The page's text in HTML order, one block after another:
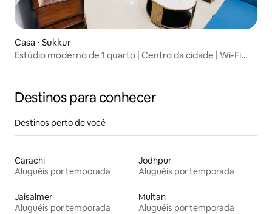
Casa ⋅ Sukkur
Estúdio moderno de 1 quarto | Centro da cidade | Wi-Fi
Destinos para conhecer
Destinos perto de você
Carachi
Aluguéis por temporada
Jodhpur
Aluguéis por temporada
Jaisalmer
Aluguéis por temporada
Multan
Aluguéis por temporada